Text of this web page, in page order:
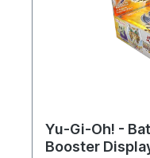
Yu-Gi-Oh! -
Booster